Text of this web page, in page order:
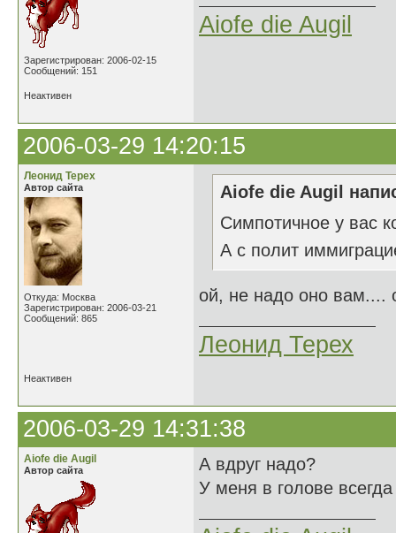
Зарегистрирован: 2006-02-15
Сообщений: 151
Aiofe die Augil
Неактивен
2006-03-29 14:20:15
Леонид Терех
Автор сайта
Откуда: Москва
Зарегистрирован: 2006-03-21
Сообщений: 865
Aiofe die Augil
Симпотичное у вас
А с полит
ой, не надо оно вам....
Леонид Терех
Неактивен
2006-03-29 14:31:38
Aiofe die Augil
Автор сайта
А вдруг надо?
У меня в голове